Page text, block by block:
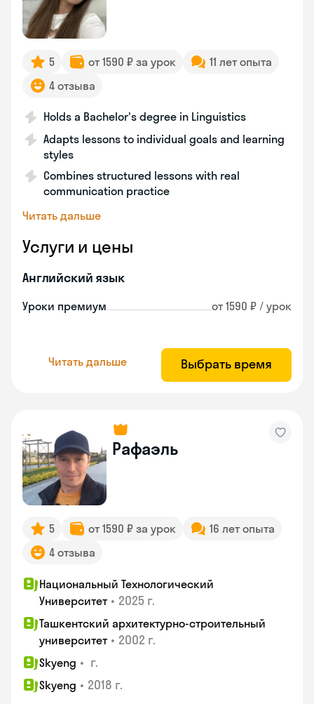
5 от 1590 ₽ за урок
11 лет опыта
4 отзыва
Holds a Bachelor's degree in Linguistics
Adapts lessons to individual goals and learning
styles
Combines structured lessons with real
communication practice
Читать дальше
Услуги и цены
Английский язык
Уроки премиум от 1590 ₽ / урок
Читать дальше Выбрать время
Рафаэль
5 от 1590 ₽ за урок
16 лет опыта
4 отзыва
Национальный Технологический
Университет • 2025 г.
Ташкентский архитектурно-строительный
университет • 2002 г.
Skyeng • г.
Skyeng • 2018 г.